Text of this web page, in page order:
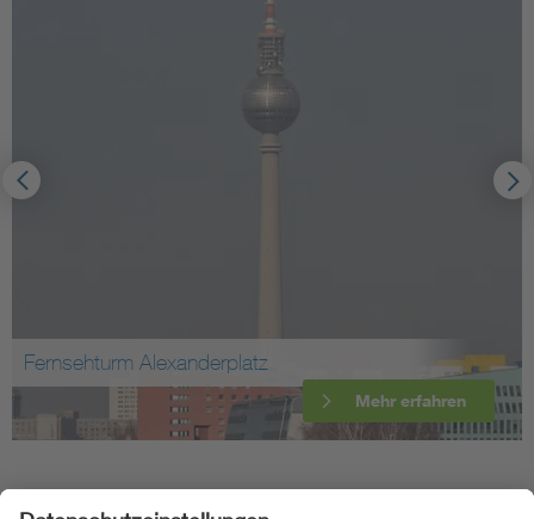
Fernsehturm Alexanderplatz
Mehr erfahren